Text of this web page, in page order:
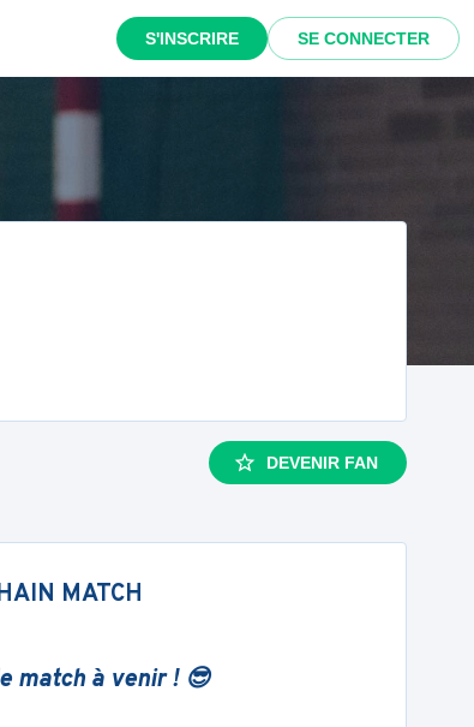
S'INSCRIRE SE CONNECTER
DEVENIR FAN
MATCH
match à venir ! 😎